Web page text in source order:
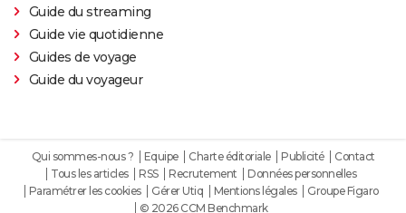
Guide du streaming
Guide vie quotidienne
Guides de voyage
Guide du voyageur
Qui sommes-nous ? Equipe Charte éditoriale Publicité
Contact
Tous les articles
RSS Recrutement
Données personnelles
Paramétrer les cookies
Gérer Utiq Mentions légales
Groupe Figaro
© 2026 CCM Benchmark